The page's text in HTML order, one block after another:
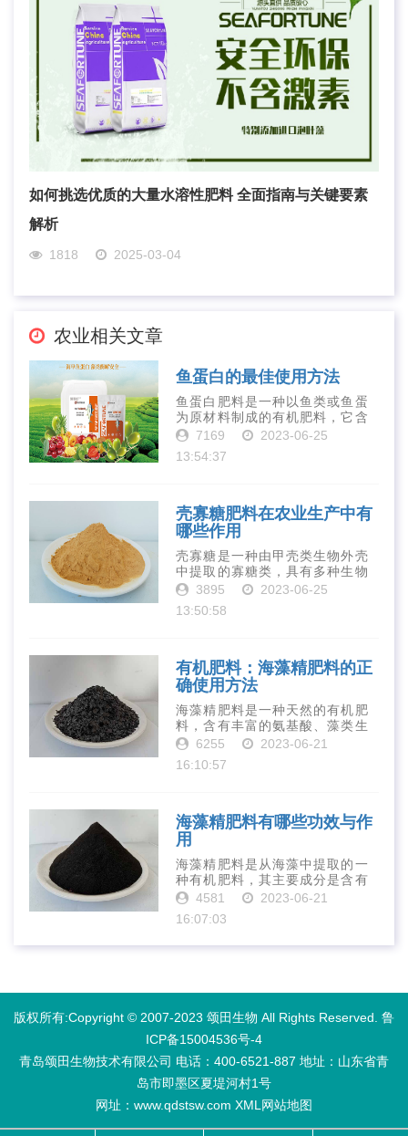
如何挑选优质的大量水溶性肥料 全面指南与关键要素
解析
1818 2025-03-04
农业相关文章
鱼蛋白的最佳使用方法
鱼蛋白肥料是一种以鱼类或鱼蛋
为原材料制成的有机肥料，它含
有丰富的营养物质，如氮、磷、
钾、钙、镁等元素以及多种微量
元素和植物生长因子。这些营养
7169
2023-06-25
13:54:37
壳寡糖肥料在农业生产中有
哪些作用
壳寡糖是一种由甲壳类生物外壳
中提取的寡糖类，具有多种生物
活性和营养价值。在农业生产
中，壳寡糖也有许多作用，特别
是作为一种新型的有机肥料，壳
3895
2023-06-25
13:50:58
有机肥料：海藻精肥料的正
确使用方法
海藻精肥料是一种天然的有机肥
料，含有丰富的氨基酸、藻类生
长素、维生素、微量元素、蛋白
质等营养物质，可以提高土壤肥
力、促进植物生长、增强植物抗
6255
2023-06-21
16:10:57
海藻精肥料有哪些功效与作
用
海藻精肥料是从海藻中提取的一
种有机肥料，其主要成分是含有
丰富的微量元素、植物生长素、
植物激素等植物营养物质。它具
有增强作物生长、促进植物根系
发达、提高作物产量等多种作用
4581
2023-06-21
16:07:03
版权所有:Copyright © 2007-2023 颂田生物 All Rights Reserved. 鲁
ICP备15004536号-4
青岛颂田生物技术有限公司 电话：400-6521-887​ 地址：山东省青
岛市即墨区夏堤河村1号
网址：www.qdstsw.com XML 网站地图